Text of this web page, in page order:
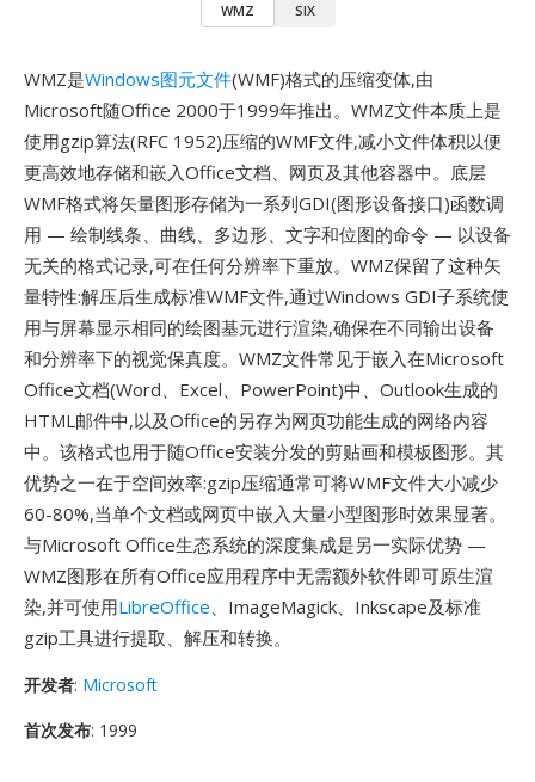
WMZ SIX
WMZ是Windows图元文件(WMF)格式的压缩变体,由
Microsoft随Office 2000于1999年推出。WMZ文件本质上是
使用gzip算法(RFC 1952)压缩的WMF文件,减小文件体积以便
更高效地存储和嵌入Office文档、网页及其他容器中。底层
WMF格式将矢量图形存储为一系列GDI(图形设备接口)函数调
用 — 绘制线条、曲线、多边形、文字和位图的命令 — 以设备
无关的格式记录,可在任何分辨率下重放。WMZ保留了这种矢
量特性:解压后生成标准WMF文件,通过Windows GDI子系统使
用与屏幕显示相同的绘图基元进行渲染,确保在不同输出设备
和分辨率下的视觉保真度。WMZ文件常见于嵌入在Microsoft
Office文档(Word、Excel、PowerPoint)中、Outlook生成的
HTML邮件中,以及Office的另存为网页功能生成的网络内容
中。该格式也用于随Office安装分发的剪贴画和模板图形。其
优势之一在于空间效率:gzip压缩通常可将WMF文件大小减少
60-80%,当单个文档或网页中嵌入大量小型图形时效果显著。
与Microsoft Office生态系统的深度集成是另一实际优势 —
WMZ图形在所有Office应用程序中无需额外软件即可原生渲
染,并可使用LibreOffice、ImageMagick、Inkscape及标准
gzip工具进行提取、解压和转换。
开发者: Microsoft
首次发布: 1999